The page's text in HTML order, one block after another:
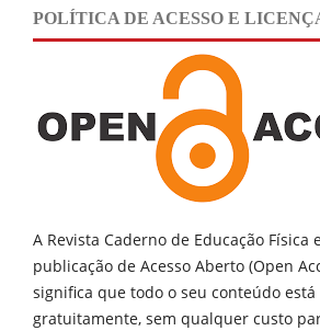
POLÍTICA DE ACESSO E
A Revista Caderno de Educação Física
publicação de Acesso Aberto (Open
significa que todo o seu conteúdo
gratuitamente, sem qualquer custo